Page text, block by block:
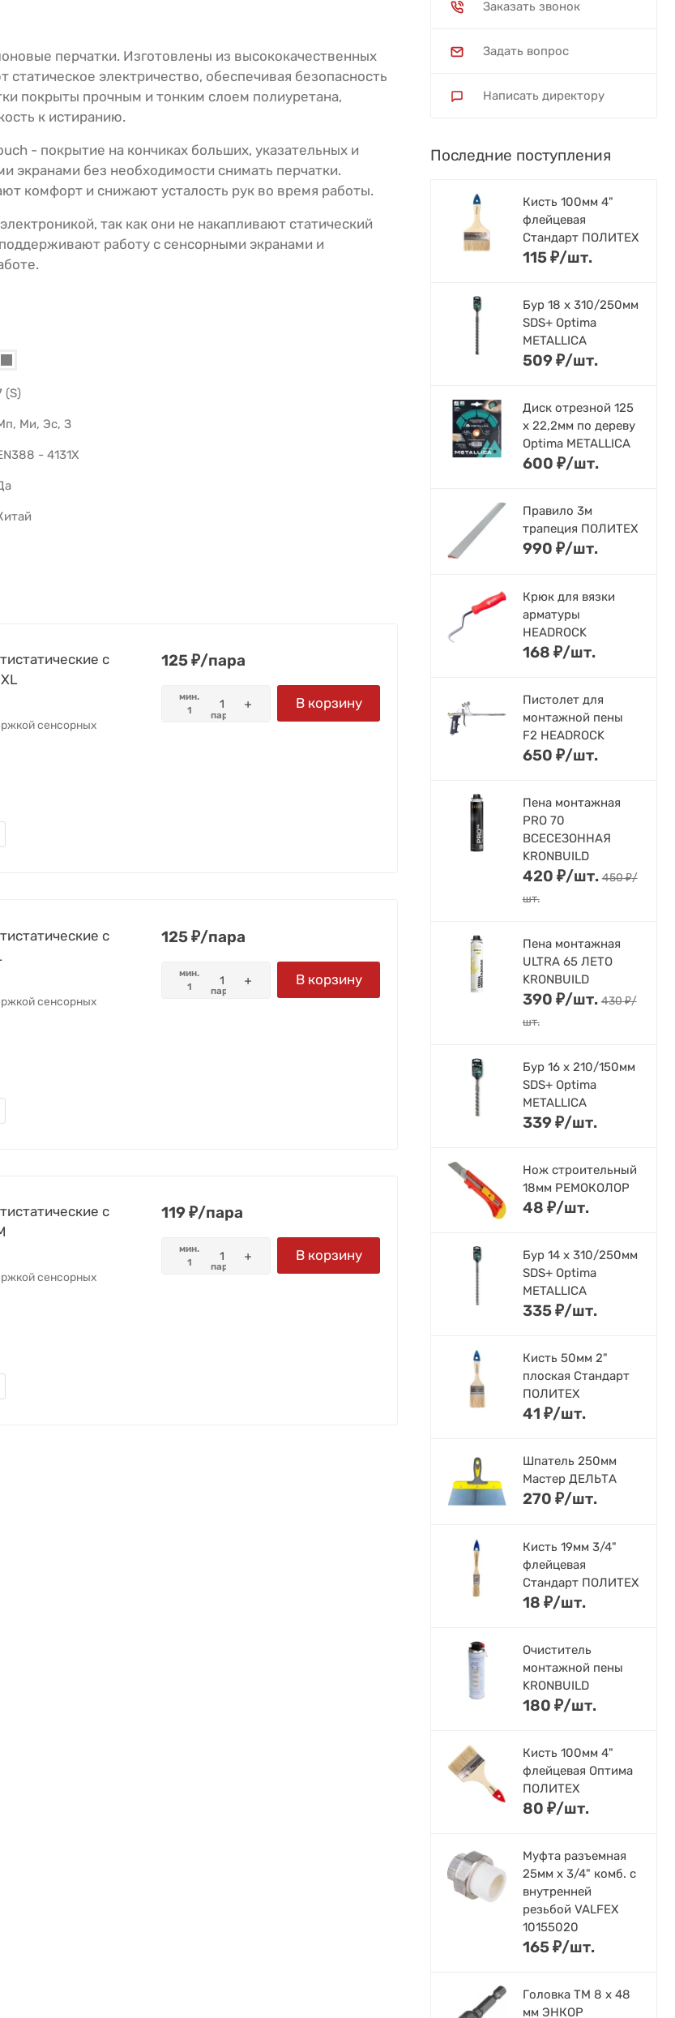
перчатки. Изготовлены из высококачественных
электричество, обеспечивая безопасность
покрыты прочным и тонким слоем полиуретана,
к истиранию.
- покрытие на кончиках больших, указательных и
экранами без необходимости снимать перчатки.
комфорт и снижают усталость рук во время работы.
так как они не накапливают статический
работу с сенсорными экранами и
(S)
Ми, Эс, З
- 4131X
с
сенсорных
125₽/пара
мин.
1
пара
В корзину
с
сенсорных
125₽/пара
мин.
1
пара
В корзину
с
сенсорных
119₽/пара
мин.
1
пара
В корзину
Заказать звонок
Задать вопрос
Написать директору
Последние поступления
Кисть 100мм 4"
флейцевая
Стандарт ПОЛИТЕХ
115₽/шт.
Бур 18 х 310/250мм
SDS+ Optima
METALLICA
509₽/шт.
Диск отрезной 125
x 22,2мм по дереву
Optima METALLICA
600 ₽/шт.
Правило 3м
трапеция ПОЛИТЕХ
990 ₽/шт.
Крюк для вязки
арматуры
HEADROCK
168 ₽/шт.
Пистолет для
монтажной пены
F2 HEADROCK
650 ₽/шт.
Пена монтажная
PRO 70
ВСЕСЕЗОННАЯ
KRONBUILD
420 ₽/шт. 450₽/
шт.
Пена монтажная
ULTRA 65 ЛЕТО
KRONBUILD
390 ₽/шт. 430₽/
шт.
Бур 16 х 210/150мм
SDS+ Optima
METALLICA
339₽/шт.
Нож строительный
18мм РЕМОКОЛОР
48 ₽/шт.
Бур 14 х 310/250мм
SDS+ Optima
METALLICA
335₽/шт.
Кисть 50мм 2"
плоская Стандарт
ПОЛИТЕХ
41 ₽/шт.
Шпатель 250мм
Мастер ДЕЛЬТА
270 ₽/шт.
Кисть 19мм 3/4"
флейцевая
Стандарт ПОЛИТЕХ
18 ₽/шт.
Очиститель
монтажной пены
KRONBUILD
180 ₽/шт.
Кисть 100мм 4"
флейцевая Оптима
ПОЛИТЕХ
80 ₽/шт.
Муфта разъемная
25мм х 3/4" комб. с
внутренней
резьбой VALFEX
10155020
165₽/шт.
Головка ТМ 8 х 48
мм ЭНКОР